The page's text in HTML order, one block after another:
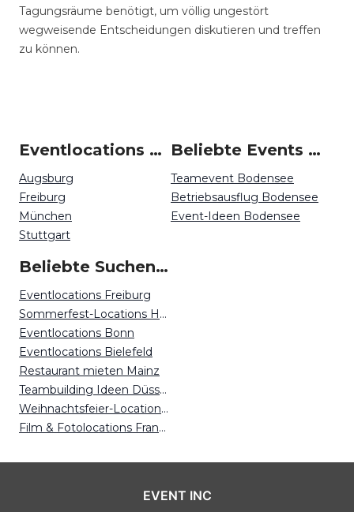
Tagungsräume benötigt, um völlig ungestört
wegweisende Entscheidungen diskutieren und treffen
zu können.
Eventlocations um Bodensee
Augsburg
Freiburg
München
Stuttgart
Beliebte Events in Bodensee
Teamevent Bodensee
Betriebsausflug Bodensee
Event-Ideen Bodensee
Beliebte Suchen auf Event Inc
Eventlocations Freiburg
Sommerfest-Locations Hannover
Eventlocations Bonn
Eventlocations Bielefeld
Restaurant mieten Mainz
Teambuilding Ideen Düsseldorf
Weihnachtsfeier-Locations München
Film & Fotolocations Frankfurt
EVENT INC